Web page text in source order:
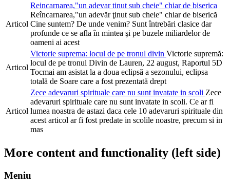
Articol
Reincarnarea,"un adevar tinut sub cheie" chiar de biserica
Reîncarnarea,"un adevăr ţinut sub cheie" chiar de biserică
Cine suntem? De unde venim? Sunt întrebări clasice dar
profunde ce se afla în mintea şi pe buzele miliardelor de
oameni ai acest
Articol
Victorie suprema: locul de pe tronul divin Victorie supremă:
locul de pe tronul Divin de Lauren, 22 august, Raportul 5D
Tocmai am asistat la a doua eclipsă a sezonului, eclipsa
totală de Soare care a fost prezentată drept
Articol
Zece adevaruri spirituale care nu sunt invatate in scoli Zece
adevaruri spirituale care nu sunt invatate in scoli. Ce ar fi
lumea noastra de astazi daca cele 10 adevaruri spirituale din
acest articol ar fi fost predate in scolile noastre, precum si in
mas
More content and functionality (left side)
Meniu